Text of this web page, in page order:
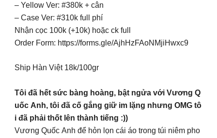
– Yellow Ver: #380k + cân
– Case Ver: #310k full phí
Nhận cọc 100k (+10k) hoặc ck full
Order Form: https://forms.gle/AjhHzFAoNMjiHwxc9
Ship Hàn Việt 18k/100gr
Tôi đã hết sức bàng hoàng, bật ngửa với Vương Q
uốc Anh, tôi đã cố gắng giữ im lặng nhưng OMG tô
i đã phải thốt lên thành tiếng :))
Vương Quốc Anh để hỏn lọn cái áo trong túi niêm pho